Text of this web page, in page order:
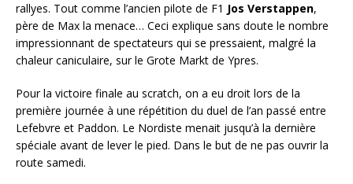
rallyes. Tout comme l’ancien pilote de F1 Jos Verstappen,
père de Max la menace… Ceci explique sans doute le nombre
impressionnant de spectateurs qui se pressaient, malgré la
chaleur caniculaire, sur le Grote Markt de Ypres.
Pour la victoire finale au scratch, on a eu droit lors de la
première journée à une répétition du duel de l’an passé entre
Lefebvre et Paddon. Le Nordiste menait jusqu’à la dernière
spéciale avant de lever le pied. Dans le but de ne pas ouvrir la
route samedi.